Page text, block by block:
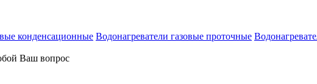
конденсационные Водонагреватели газовые проточные
Ваш вопрос